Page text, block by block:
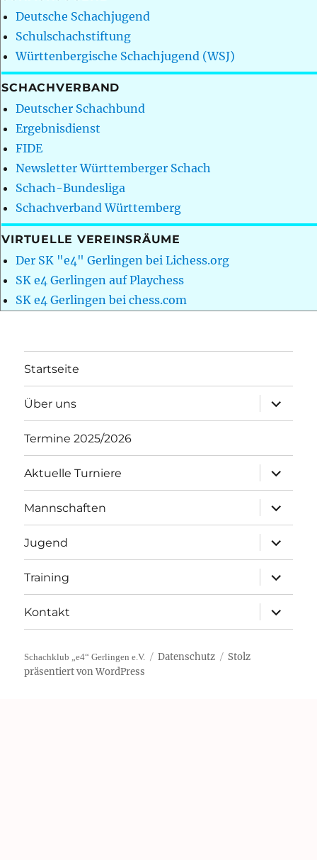
Deutsche Schachjugend
Schulschachstiftung
Württenbergische Schachjugend (WSJ)
SCHACHVERBAND
Deutscher Schachbund
Ergebnisdienst
FIDE
Newsletter Württemberger Schach
Schach-Bundesliga
Schachverband Württemberg
VIRTUELLE VEREINSRÄUME
Der SK "e4" Gerlingen bei Lichess.org
SK e4 Gerlingen auf Playchess
SK e4 Gerlingen bei chess.com
Startseite
Über uns
öffnen
Termine 2025/2026
Aktuelle Turniere
öffnen
Mannschaften
öffnen
Jugend
öffnen
Training
öffnen
Kontakt
öffnen
Schachklub „e4“ Gerlingen e.V. Datenschutz
Stolz
präsentiert von WordPress